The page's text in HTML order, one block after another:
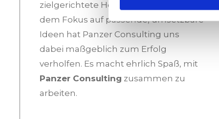
zielgerichtete Herangehensweise mit
dem Fokus auf passende, umsetzbare
Ideen hat Panzer Consulting uns
dabei maßgeblich zum Erfolg
verholfen. Es macht ehrlich Spaß, mit
Panzer Consulting zusammen zu
arbeiten.